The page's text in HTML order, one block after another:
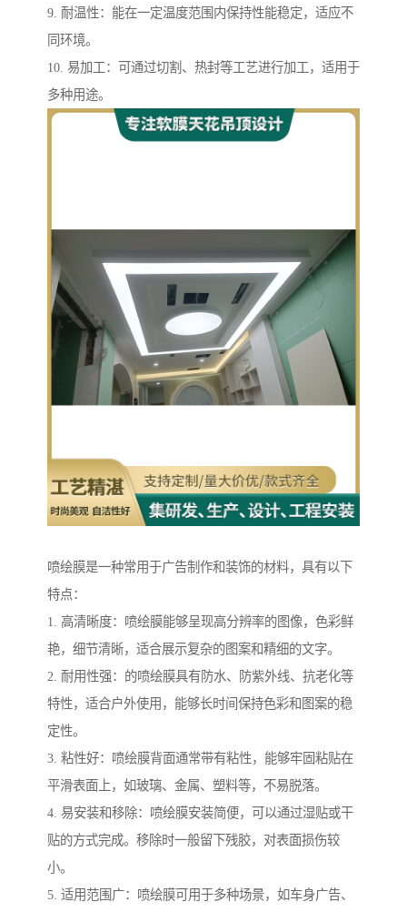
9. 耐温性：能在一定温度范围内保持性能稳定，适应不
同环境。
10. 易加工：可通过切割、热封等工艺进行加工，适用于
多种用途。
喷绘膜是一种常用于广告制作和装饰的材料，具有以下
特点：
1. 高清晰度：喷绘膜能够呈现高分辨率的图像，色彩鲜
艳，细节清晰，适合展示复杂的图案和精细的文字。
2. 耐用性强：的喷绘膜具有防水、防紫外线、抗老化等
特性，适合户外使用，能够长时间保持色彩和图案的稳
定性。
3. 粘性好：喷绘膜背面通常带有粘性，能够牢固粘贴在
平滑表面上，如玻璃、金属、塑料等，不易脱落。
4. 易安装和移除：喷绘膜安装简便，可以通过湿贴或干
贴的方式完成。移除时一般留下残胶，对表面损伤较
小。
5. 适用范围广：喷绘膜可用于多种场景，如车身广告、